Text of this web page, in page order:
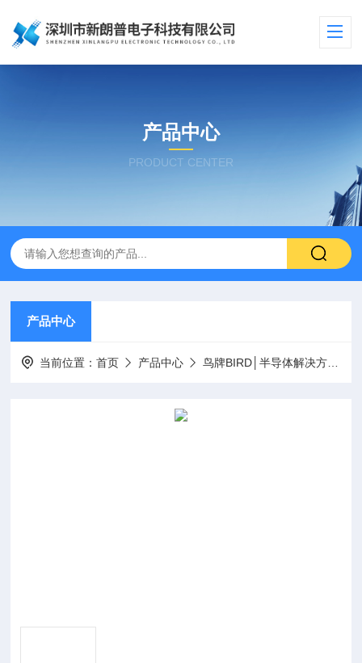
产品中心
PRODUCT CENTER
产品中心
当前位置：首页 产品中心 鸟牌BIRD│半导体解决方案